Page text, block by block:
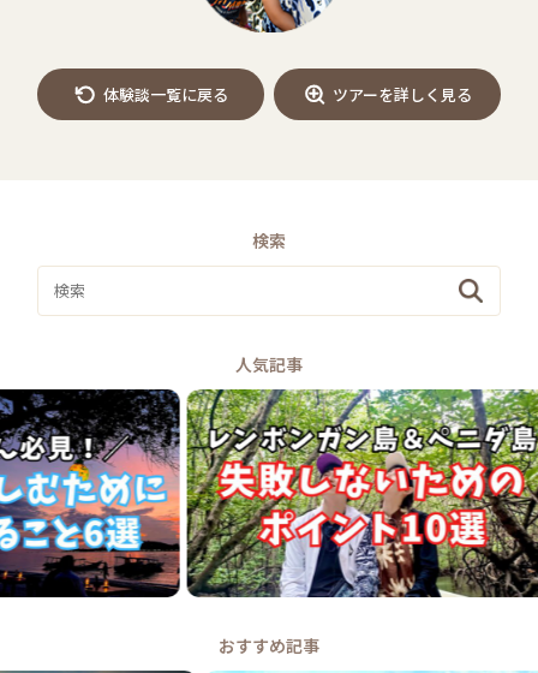
体験談一覧に戻る ツアーを詳しく見る
検索
人気記事
おすすめ記事